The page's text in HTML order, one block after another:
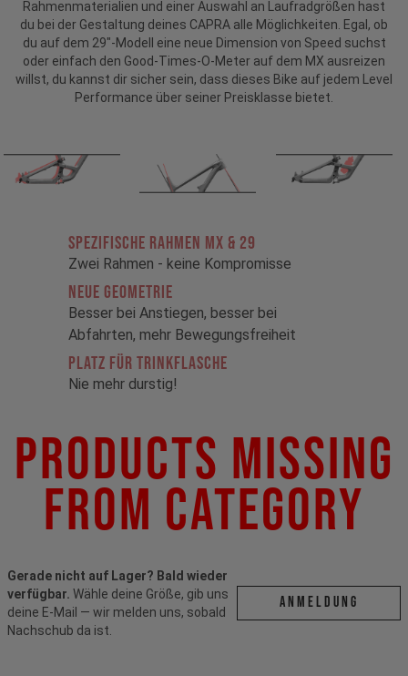
Rahmenmaterialien und einer Auswahl an Laufradgrößen hast
du bei der Gestaltung deines CAPRA alle Möglichkeiten. Egal, ob
du auf dem 29"-Modell eine neue Dimension von Speed suchst
oder einfach den Good-Times-O-Meter auf dem MX ausreizen
willst, du kannst dir sicher sein, dass dieses Bike auf jedem Level
Performance über seiner Preisklasse bietet.
Spezifische Rahmen MX & 29
Zwei Rahmen - keine Kompromisse
Neue Geometrie
Besser bei Anstiegen, besser bei
Abfahrten, mehr Bewegungsfreiheit
Platz für Trinkflasche
Nie mehr durstig!
Products Missing
From Category
Gerade nicht auf Lager? Bald wieder
verfügbar. Wähle deine Größe, gib uns
deine E-Mail — wir melden uns, sobald
Nachschub da ist.
ANMELDUNG